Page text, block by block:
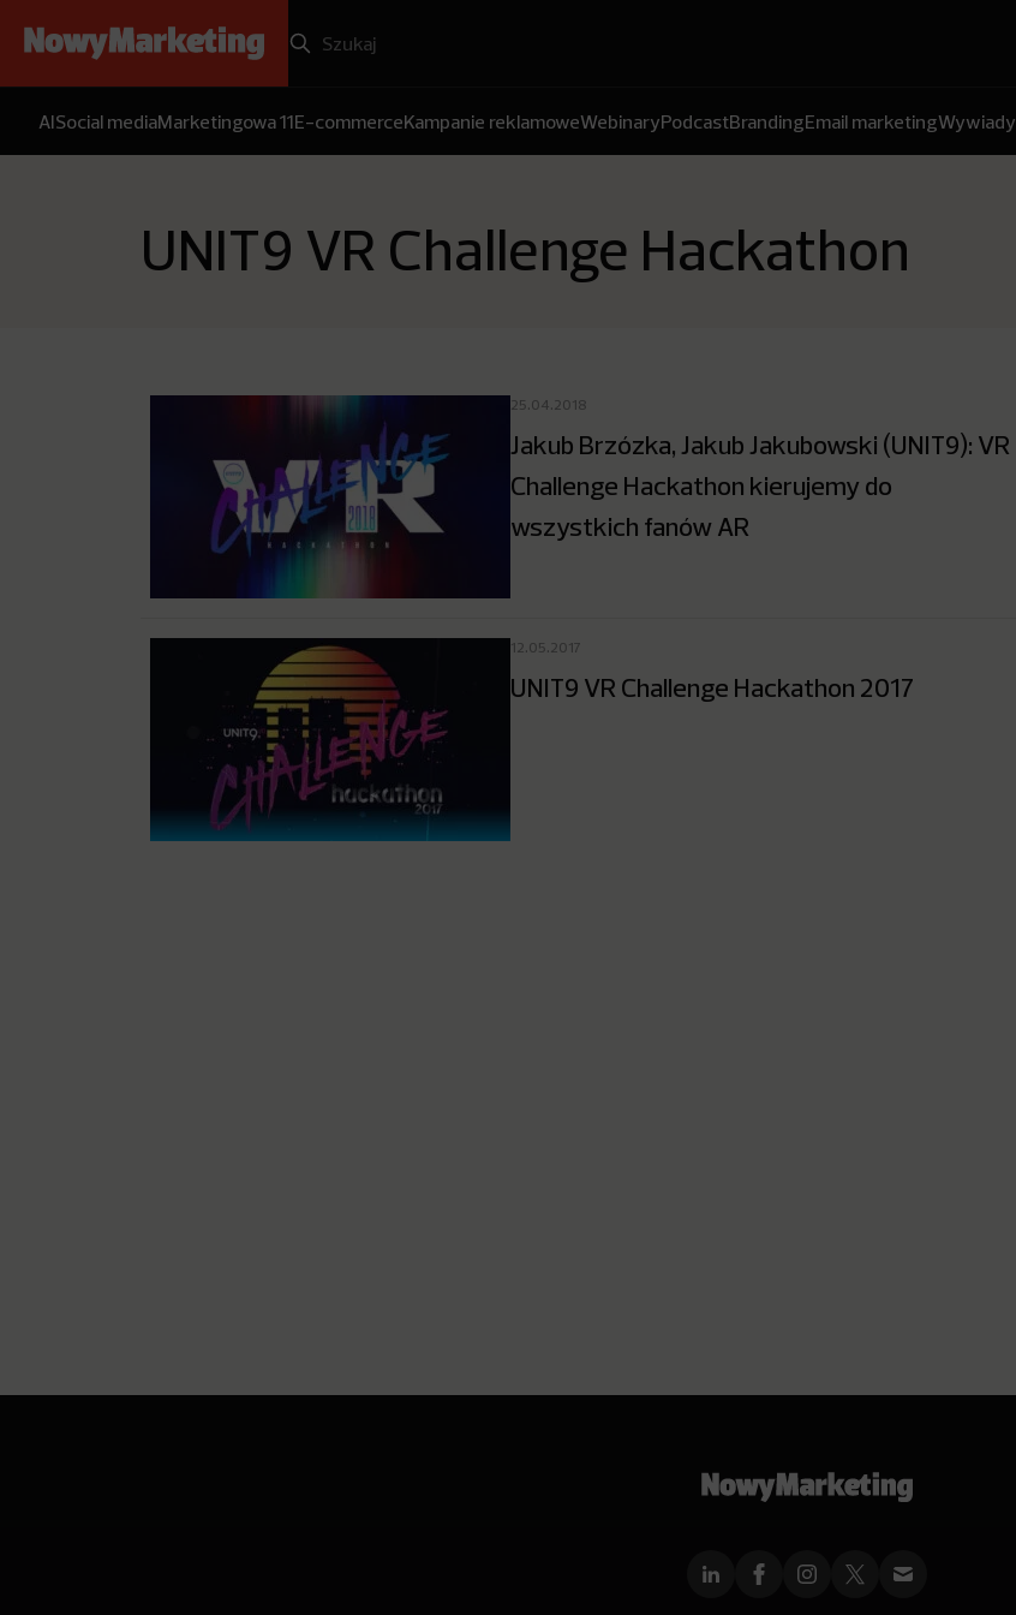
AISocial mediaMarketingowa 11E-commerceKampanie reklamoweWebinaryPodcastBrandingEmail marketingWywiady
UNIT9 VR Challenge Hackathon
25.04.2018
Jakub Brzózka, Jakub Jakubowski (UNIT9): VR
Challenge Hackathon kierujemy do
wszystkich fanów AR
12.05.2017
UNIT9 VR Challenge Hackathon 2017